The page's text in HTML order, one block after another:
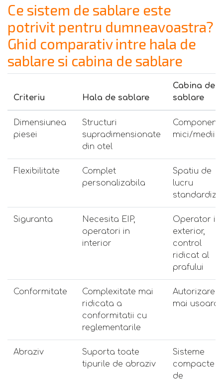
Ce sistem de sablare este
potrivit pentru dumneavoastra?
Ghid comparativ intre hala de
sablare si cabina de sablare
Criteriu Hala de sablare
Cabina de
sablare
Dimensiunea
piesei
Structuri
supradimensionate
din otel
mici/medii
Flexibilitate
Complet
personalizabila
Spatiu de
lucru
Siguranta
Necesita EIP,
operatori in
interior
Operator in
exterior,
control
ridicat al
prafului
Conformitate
Complexitate mai
ridicata a
conformitatii cu
reglementarile
Autorizare
mai usoara
Abraziv
Suporta toate
tipurile de abraziv
Sisteme
compacte
de